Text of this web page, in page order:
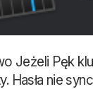
Jeżeli Pęk
Hasła nie